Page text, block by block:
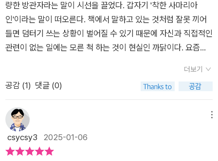
로 제시하고 있다! 우리의 성공을 위한 ‘실천적 교양!’이며, 우리
가 살아가는 데 힘이 되는 ‘생산적 교양!’이라 할 수 있다.이 세상
모든 일에는 보이지 않는 법칙이 숨어 있다 할 수 있다.자연 현상
이든 사회 현상이든, 이 세상은 끊임없는 움직임과 변화 속에 존
물은 위에서 아래로 흐르고, 기온이 따뜻해지면 얼음이 녹으며,
주기적으로 계절은 변한다. 이런 현상의 변화 속에서 보편적, 필
연적 불변의 관계를 찾아 정리한 것이 바로 법칙이라 할 수 있
다. 상식이 걷는 것이라면, 교양은 뛰는 것이고, 지식은 나는 것이
다. 법칙은 상식, 교양, 지식 이 모든 것을 아우른다. 그렇다면 인
생을 살면서 법칙을 이해할 수 있다면 전혀 두려울 것 없이 얼마
이 이는 조직의 병리적인(pathological) 현상을 지적하기 위함
입니다. 저자는, 위로 올라갈수록 다양한 개성들을 조율하고 조정
하는 능력이 훨씬 중요한데, 맥아더 같은 이는 비록 본인의 능력
이 뛰어났을망정 지나치게 독선적인 인물됨이었으므로 후배였
던 아이젠하워보다 부족했던 리더임이 명백하다고 단언합니
다. p85의 020번 법칙을 보면 문명사학자 토인비가 정립한 하나
리 찬란한 문명을 과거에 완성했다고 해도, 시대의 조건과 기류
가 바뀌면 더 이상 과거의 시스템은 원활하게 작동하지 못
할 수 있습니다. 이때에는 과감하게, 과거의 틀을 바꾸어야 합니
다. 만약 이건희 회장이 부친에게서 물려받은 재산과 가업에만 안
량한 방관자라는 말이 시선을 끌었다. 갑자기 '착한 사마리아
인'이라는 말이 떠오른다. 책에서 말하고 있는 것처럼 잘못 끼어
들면 덤터기 쓰는 상황이 벌어질 수 있기 때문에 자신과 직접적인
관련이 없는 일에는 모른 척 하는 것이 현실인 까닭이다. 요즘처
까? 모두가 네 편, 내 편을 강조하는 시대를 살면서 중용을 지킨
다는 건 쉽지 않은 일이 분명해 보인다. 너무나도 자극적인 시대
라는 생각을 해 본 적 있는데 이 책에서 그 말을 보게 된다. 이스
라엘과 아랍권의 전쟁으로 온통 세상이 시끄러운데 그것이 바로
'탈리오의 법칙' 때문이라고 한다. 함무라비 법전 제1조에 '눈에는
더보기
공감 (1) 댓글 (0)
csycsy3 2025-01-06